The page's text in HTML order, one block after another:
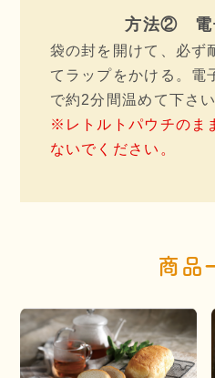
方法② 電
袋の封を開けて、必ず
てラップをかける。電
で約2分間温めて下さい
※レトルトパウチのま
ないでください。
商品